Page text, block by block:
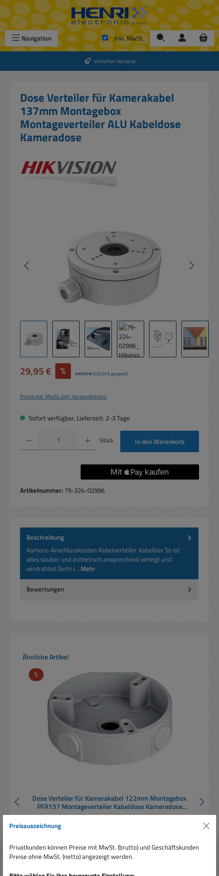
Zum Hauptinhalt springen
Navigation inkl. MwSt.
schneller Versand
Dose Verteiler für Kamerakabel
137mm Montagebox
Montageverteiler ALU Kabeldose
Kameradose
Verkaufspreis:
29,95 € % Regulärer Preis:
49,95 €(40.04% gespart)
Preise inkl. MwSt. zzgl. Versandkosten
Sofort verfügbar, Lieferzeit: 2-3 Tage
Produkt Anzahl: Gib den gewünschten Wert ein oder benutze die Schaltflächen um
Stück In den Warenkorb
Artikelnummer: 79-224-02996
Beschreibung
Kamera-Anschlusskasten Kabelverteiler Kabelbox So ist
alles sauber und ästhetisch ansprechend verlegt und
verdrahtet.Sieht i… Mehr
Bewertungen
Produktgalerie überspringen
Ähnliche Artikel
%Rabatt
Dose Verteiler für Kamerakabel 122mm Montagebox
PFA137 Montageverteiler Kabeldose Kameradose
Kameraverteile
Preisauszeichnung
Privatkunden können Preise mit MwSt. (brutto) und Geschäftskunden
Preise ohne MwSt. (netto) angezeigt werden.